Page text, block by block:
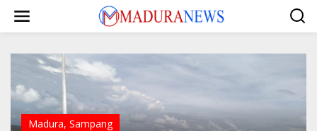
konten
Madura, Sampang